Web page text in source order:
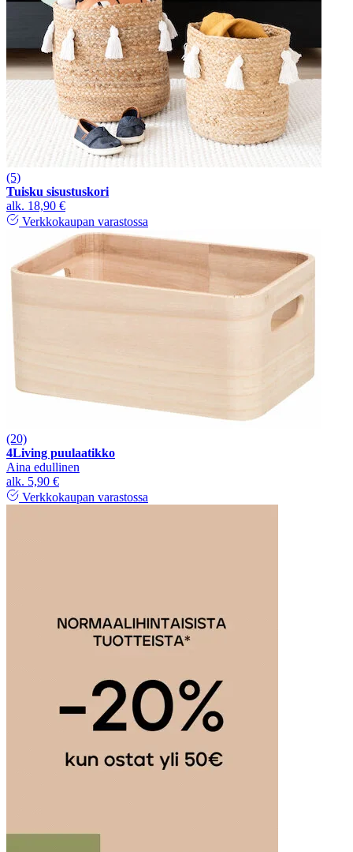
(5)
Tuisku sisustuskori
alk. 18,90 €
Verkkokaupan varastossa
(20)
4Living puulaatikko
Aina edullinen
alk. 5,90 €
Verkkokaupan varastossa